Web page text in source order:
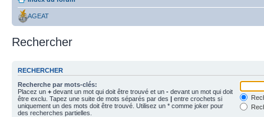
AGEAT
Rechercher
RECHERCHER
Recherche par mots-clés:
Placez un + devant un mot qui doit être trouvé et un - devant un mot qui doit
être exclu. Tapez une suite de mots séparés par des | entre crochets si
uniquement un des mots doit être trouvé. Utilisez un * comme joker pour
des recherches partielles.